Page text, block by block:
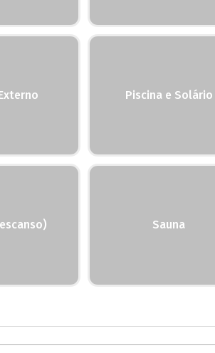
Piscina e Solário
Sauna